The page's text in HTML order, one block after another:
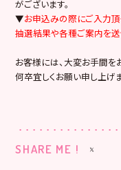
がございます。
▼お申込みの際にご入力頂
抽選結果や各種ご案内を送
お客様には、大変お手間を
何卒宜しくお願い申し上げま
SHARE ME !